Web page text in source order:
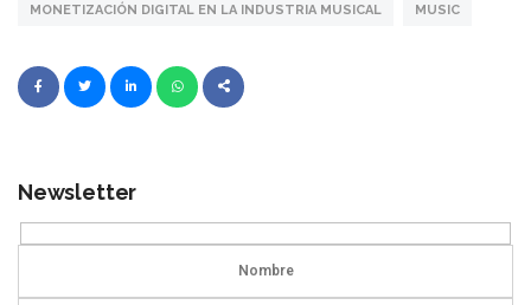
MONETIZACIÓN DIGITAL EN LA INDUSTRIA MUSICAL MUSIC
Newsletter